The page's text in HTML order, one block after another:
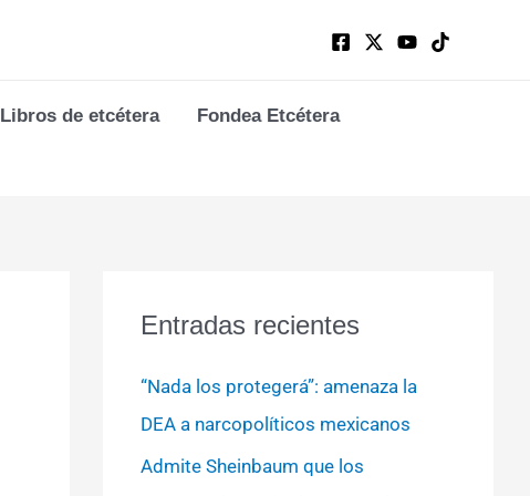
Libros de etcétera Fondea Etcétera
Entradas recientes
“Nada los protegerá”: amenaza la
DEA a narcopolíticos mexicanos
Admite Sheinbaum que los